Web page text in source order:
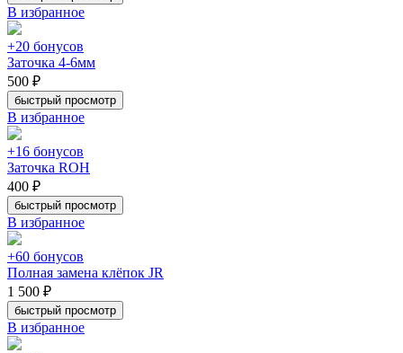
В избранное
+20 бонусов
Заточка 4-6мм
500 ₽
быстрый просмотр
В избранное
+16 бонусов
Заточка ROH
400 ₽
быстрый просмотр
В избранное
+60 бонусов
Полная замена клёпок JR
1 500 ₽
быстрый просмотр
В избранное